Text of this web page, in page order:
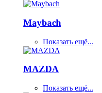
Maybach
Показать ещё...
MAZDA
Показать ещё...